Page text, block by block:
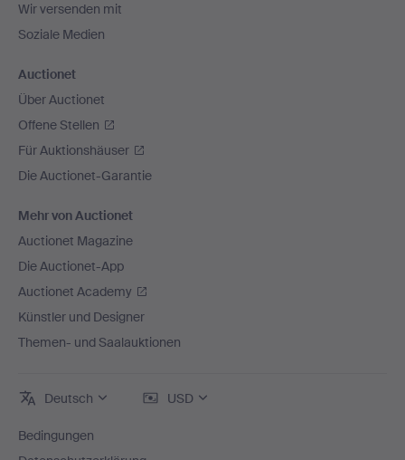
Wir versenden mit
Soziale Medien
Auctionet
Über Auctionet
Offene Stellen
Für Auktionshäuser
Die Auctionet-Garantie
Mehr von Auctionet
Auctionet Magazine
Die Auctionet-App
Auctionet Academy
Künstler und Designer
Themen- und Saalauktionen
Deutsch USD
Bedingungen